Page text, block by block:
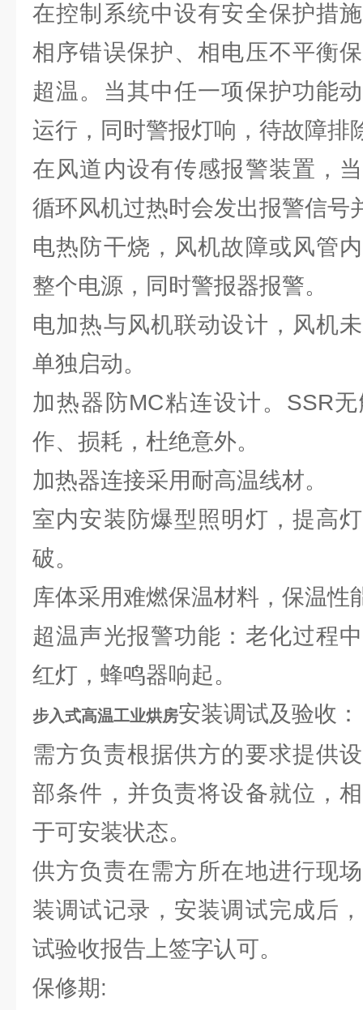
在控制系统中设有安全保护措
相序错误保护、相电压不平衡
超温。当其中任一项保护功能
运行，同时警报灯响，待故障排
在风道内设有传感报警装置，
循环风机过热时会发出报警信号
电热防干烧，风机故障或风管
整个电源，同时警报器报警。
电加热与风机联动设计，风机
单独启动。
加热器防MC粘连设计。SSR
作、损耗，杜绝意外。
加热器连接采用耐高温线材。
室内安装防爆型照明灯，提高
破。
库体采用难燃保温材料，保温性
超温声光报警功能：老化过程
红灯，蜂鸣器响起。
步入式高温工业烘房安装调试及验收：
需方负责根据供方的要求提供
部条件，并负责将设备就位，
于可安装状态。
供方负责在需方所在地进行现
装调试记录，安装调试完成后
试验收报告上签字认可。
保修期: